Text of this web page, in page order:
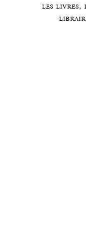
les livres,